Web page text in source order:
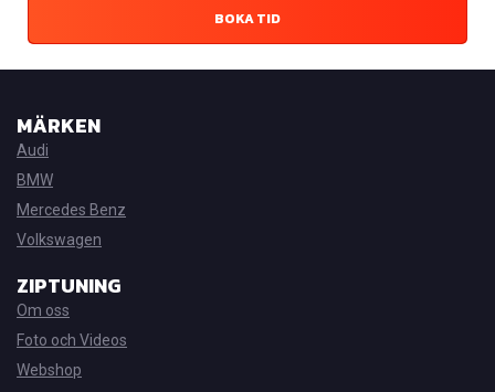
BOKA TID
MÄRKEN
Audi
BMW
Mercedes Benz
Volkswagen
ZIPTUNING
Om oss
Foto och Videos
Webshop